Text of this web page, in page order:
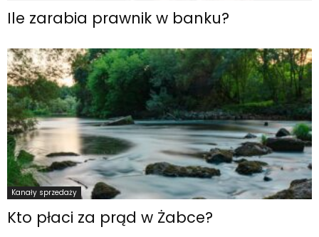
Ile zarabia prawnik w banku?
Kanały sprzedaży
Kto płaci za prąd w Żabce?